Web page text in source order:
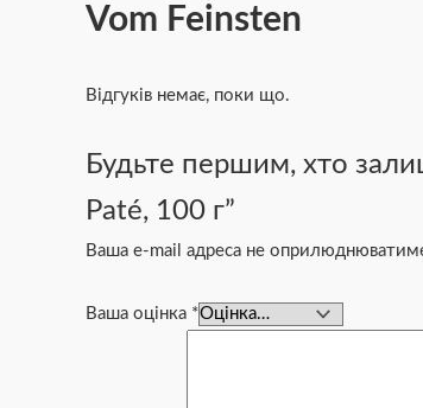
Vom Feinsten
Відгуків немає, поки що.
Будьте першим, хто
Paté, 100 г”
Ваша e-mail адреса не
Ваша оцінка *